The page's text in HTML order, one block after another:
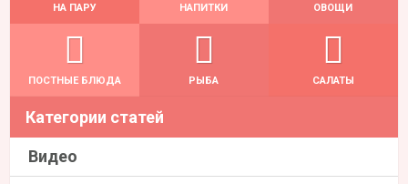
НА ПАРУ НАПИТКИ ОВОЩИ
ПОСТНЫЕ БЛЮДА РЫБА САЛАТЫ
Категории статей
Видео